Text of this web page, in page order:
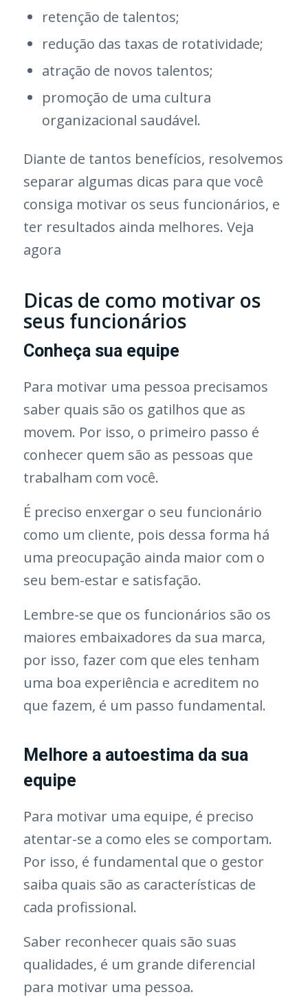
retenção de talentos;
redução das taxas de rotatividade;
atração de novos talentos;
promoção de uma cultura
organizacional saudável.
Diante de tantos benefícios, resolvemos
separar algumas dicas para que você
consiga motivar os seus funcionários, e
ter resultados ainda melhores. Veja
agora
Dicas de como motivar os
seus funcionários
Conheça sua equipe
Para motivar uma pessoa precisamos
saber quais são os gatilhos que as
movem. Por isso, o primeiro passo é
conhecer quem são as pessoas que
trabalham com você.
É preciso enxergar o seu funcionário
como um cliente, pois dessa forma há
uma preocupação ainda maior com o
seu bem-estar e satisfação.
Lembre-se que os funcionários são os
maiores embaixadores da sua marca,
por isso, fazer com que eles tenham
uma boa experiência e acreditem no
que fazem, é um passo fundamental.
Melhore a autoestima da sua
equipe
Para motivar uma equipe, é preciso
atentar-se a como eles se comportam.
Por isso, é fundamental que o gestor
saiba quais são as características de
cada profissional.
Saber reconhecer quais são suas
qualidades, é um grande diferencial
para motivar uma pessoa.